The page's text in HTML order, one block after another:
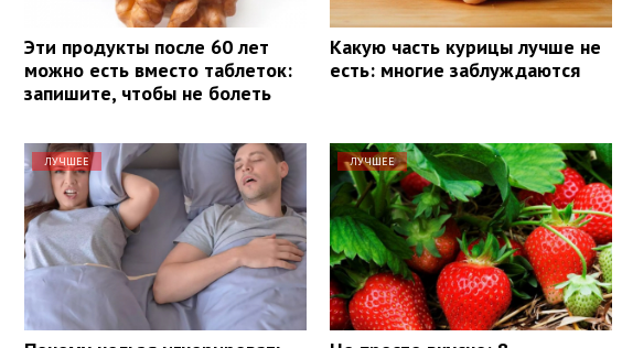
Эти продукты после 60 лет
можно есть вместо таблеток:
запишите, чтобы не болеть
Какую часть курицы лучше не
есть: многие заблуждаются
ЛУЧШЕЕ ЛУЧШЕЕ